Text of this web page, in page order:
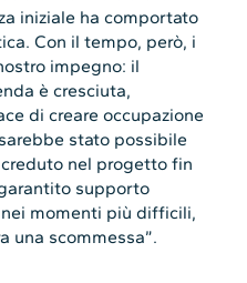
iniziale ha comportato
Con il tempo, però, i
impegno: il
è cresciuta,
di creare occupazione
stato possibile
nel progetto fin
supporto
momenti più difficili,
una scommessa”.